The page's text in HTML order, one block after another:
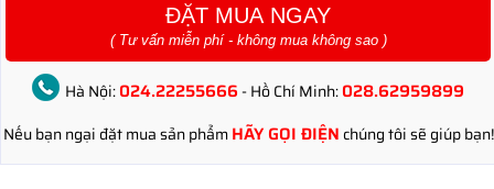
ĐẶT MUA NGAY
( Tư vấn miễn phí - không mua không sao )
Hà Nội:024.22255666 - Hồ Chí Minh:028.62959899
Nếu bạn ngại đặt mua sản phẩmHÃY GỌI ĐIỆN chúng tôi sẽ giúp bạn!